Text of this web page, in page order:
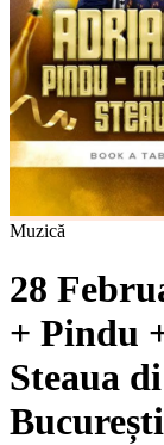
Muzică
28
+ Pindu
Steaua
București